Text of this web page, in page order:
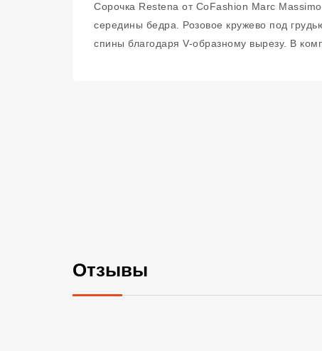
Сорочка Restena от CoFashion Marc
середины бедра. Розовое кружево под
спины благодаря V-образному вырезу. В
Отзывы